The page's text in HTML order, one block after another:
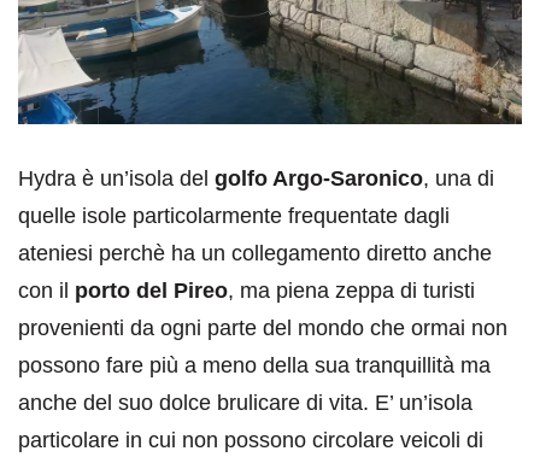
Hydra è un’isola del golfo Argo-Saronico, una di
quelle isole particolarmente frequentate dagli
ateniesi perchè ha un collegamento diretto anche
con il porto del Pireo, ma piena zeppa di turisti
provenienti da ogni parte del mondo che ormai non
possono fare più a meno della sua tranquillità ma
anche del suo dolce brulicare di vita. E’ un’isola
particolare in cui non possono circolare veicoli di